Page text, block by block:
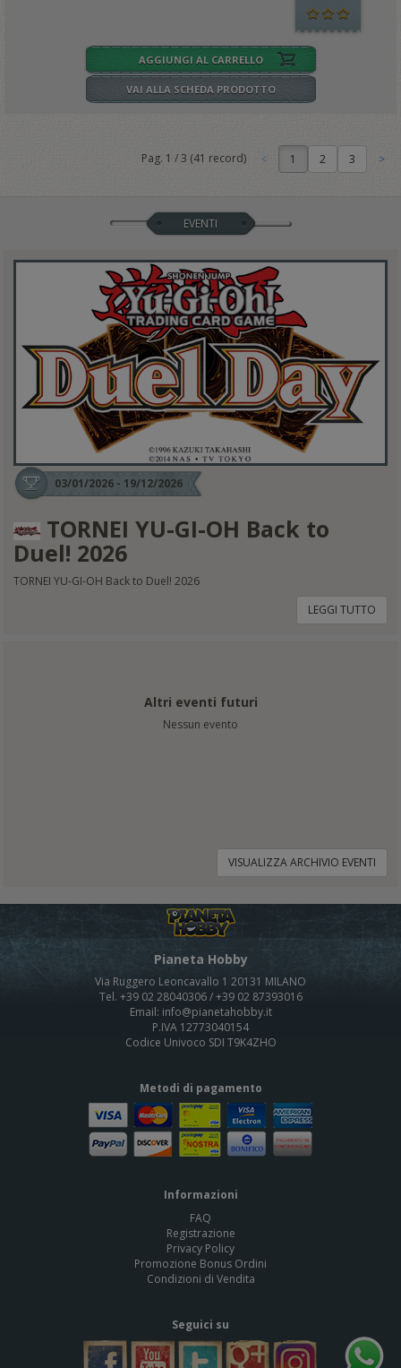
AGGIUNGI AL CARRELLO
VAI ALLA SCHEDA PRODOTTO
Pag. 1 /3 (41 record) 1
EVENTI
03/01/2026 - 19/12/2026
TORNEI YU-GI-OH Back to
Duel! 2026
TORNEI YU-GI-OH Back to Duel! 2026
LEGGI TUTTO
Altri eventi futuri
Nessun evento
VISUALIZZA ARCHIVIO EVENTI
Pianeta Hobby
Via Ruggero Leoncavallo 1 20131 MILANO
Tel. +39 02 28040306 / +39 02 87393016
Email: info@pianetahobby.it
P.IVA 12773040154
Codice Univoco SDI T9K4ZHO
Metodi di pagamento
Informazioni
FAQ
Registrazione
Privacy Policy
Promozione Bonus Ordini
Condizioni di Vendita
Seguici su